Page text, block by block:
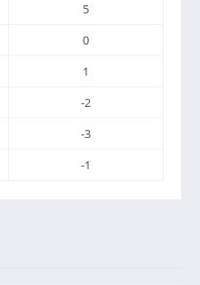
5
0
1
-2
-3
-1